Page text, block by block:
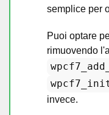
semplice per
Puoi optare
rimuovendo
invece.